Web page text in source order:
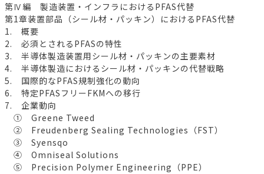
第Ⅳ編 製造装置・インフラにおけるPFAS代替
第1章装置部品（シール材・パッキン）におけるPFAS代替
1. 概要
2. 必須とされるPFASの特性
3. 半導体製造装置用シール材・パッキンの主要素材
4. 半導体製造におけるシール材・パッキンの代替戦略
5. 国際的なPFAS規制強化の動向
6. 特定PFASフリーFKMへの移行
7. 企業動向
① Greene Tweed
② Freudenberg Sealing Technologies（FST）
③ Syensqo
④ Omniseal Solutions
⑤ Precision Polymer Engineering（PPE）